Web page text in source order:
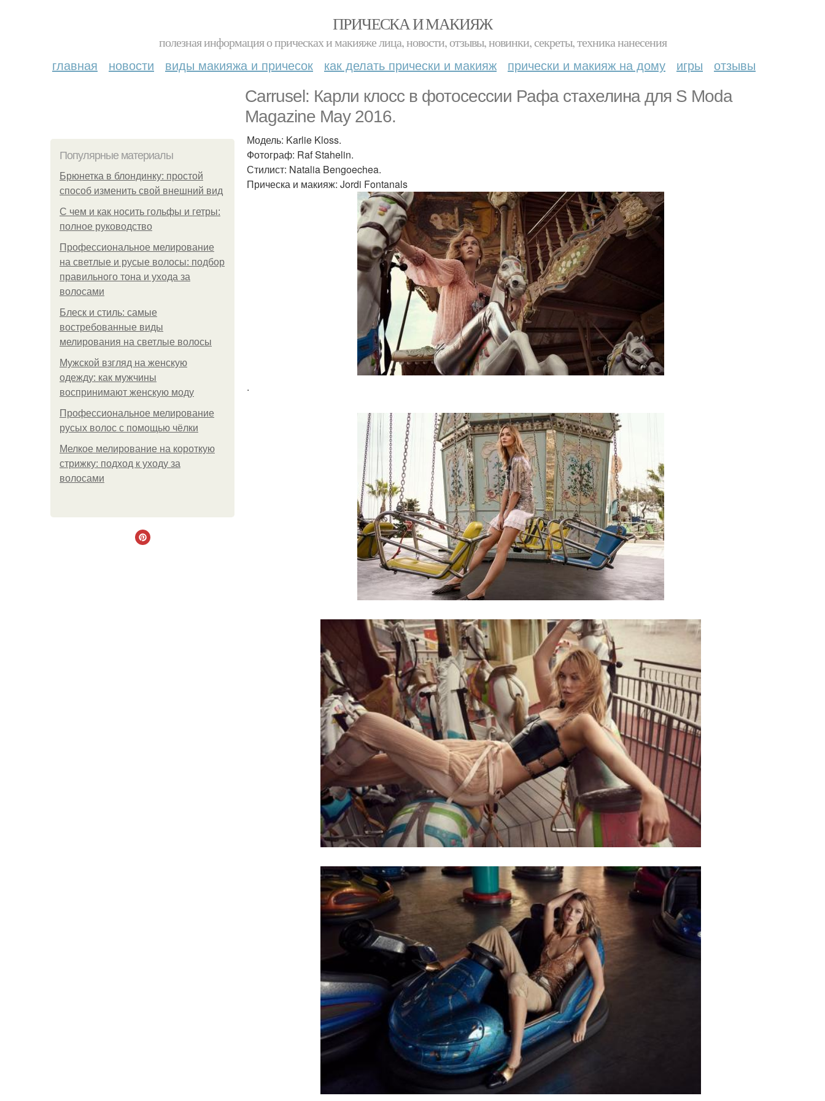
ПРИЧЕСКА И МАКИЯЖ
полезная информация о прическах и макияже лица, новости, отзывы, новинки, секреты, техника нанесения
главная новости виды макияжа и причесок как делать прически и макияж прически и макияж на дому игры отзывы
Carrusel: Карли клосс в фотосессии Рафа стахелина для S Moda
Magazine May 2016.
Популярные материалы
Брюнетка в блондинку: простой
способ изменить свой внешний вид
С чем и как носить гольфы и гетры:
полное руководство
Профессиональное мелирование
на светлые и русые волосы: подбор
правильного тона и ухода за
волосами
Блеск и стиль: самые
востребованные виды
мелирования на светлые волосы
Мужской взгляд на женскую
одежду: как мужчины
воспринимают женскую моду
Профессиональное мелирование
русых волос с помощью чёлки
Мелкое мелирование на короткую
стрижку: подход к уходу за
волосами
Модель: Karlie Kloss.
Фотограф: Raf Stahelin.
Стилист: Natalia Bengoechea.
Прическа и макияж: Jordi Fontanals
.